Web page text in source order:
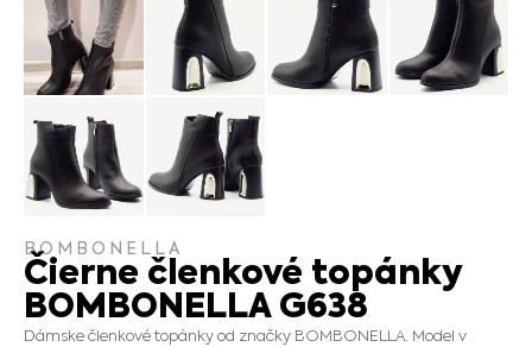
BOMBONELLA
Čierne členkové topánky
BOMBONELLA G638
Dámske členkové topánky od značky BOMBONELLA. Model v